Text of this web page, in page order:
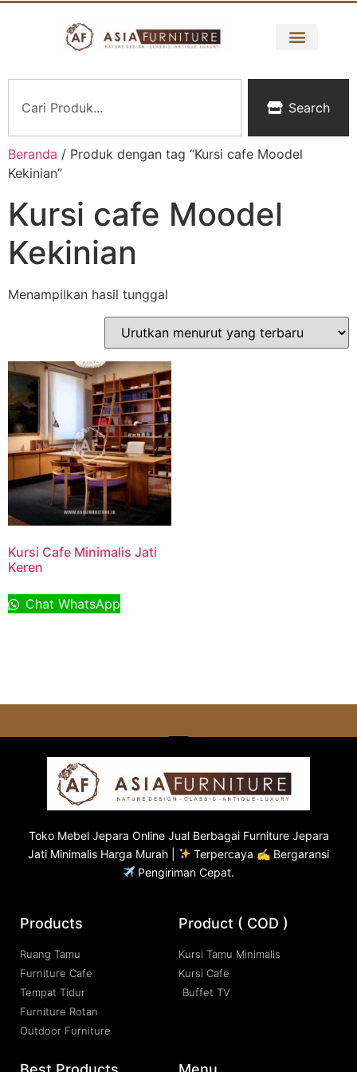
Search
Beranda / Produk dengan tag “Kursi cafe Moodel
Kekinian”
Kursi cafe Moodel
Kekinian
Menampilkan hasil tunggal
Kursi Cafe Minimalis Jati
Keren
Chat WhatsApp
Toko Mebel Jepara Online Jual Berbagai Furniture Jepara
Jati Minimalis Harga Murah |
Terpercaya ✍ Bergaransi
Pengiriman Cepat.
Products
Ruang Tamu
Furniture Cafe
Tempat Tidur
Furniture Rotan
Outdoor Furniture
Product ( COD )
Kursi Tamu Minimalis
Kursi Cafe
Buffet TV